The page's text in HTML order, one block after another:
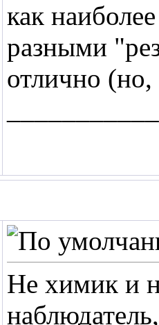
как
разными
отлично (но,
Не химик и